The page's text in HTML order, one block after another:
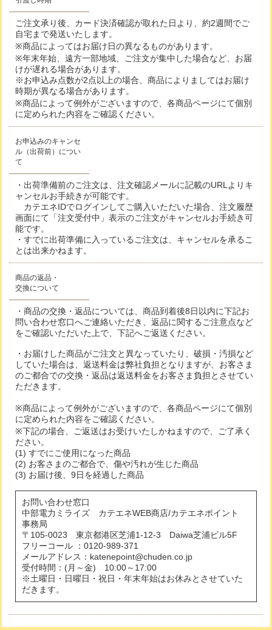
ご注文承り後、カード決済確認が取れた日より、約2週間でご
自宅まで発送いたします。
※商品によってはお届け日の異なるものがあります。
※年末年始、遠方一部地域、ご注文が集中した場合など、お届
けが遅れる場合があります。
※お申込み点数が2点以上の場合、商品によりましてはお届け
時期が異なる場合があります。
※商品によって例外がございますので、各商品ページにて個別
に定められた内容をご確認ください。
お申込みのキャンセ
ル（出荷前）につい
て
・出荷準備前のご注文は、注文確認メールに記載のURLよりキ
ャンセルお手続きが可能です。
カテエネIDでログインしてご購入いただいた場合、注文履歴
画面にて「注文受付中」表示のご注文がキャンセルお手続き可
能です。
・すでに出荷準備に入っているご注文は、キャンセルを承るこ
とは出来かねます。
商品の返品・
交換について
・商品の交換・返品については、商品到着後8日以内に下記お
問い合わせ窓口へご連絡いただき、返品に関するご注意点など
をご確認いただいた上で、下記へご返送ください。
・お届けした商品がご注文と異なっていたり、破損・汚損など
していた場合は、返送料金は弊社負担となりますが、お客さま
のご都合での交換・返品は返送料金をお客さま負担とさせてい
ただきます。
※商品によって例外がございますので、各商品ページにて個別
に定められた内容をご確認ください。
※下記の場合、ご返送はお受けいたしかねますので、ご了承く
ださい。
(1) すでにご使用になった商品
(2) お客さまのご都合で、傷や汚れが生じた商品
(3) お届け後、9日を経過した商品
お問い合わせ窓口
中部電力ミライズ カテエネWEB商店/カテエネポイント
事務局
〒105-0023 東京都港区芝浦1-12-3 Daiwa芝浦ビル5F
フリーコール ：0120-989-371
メールアドレス：katenepoint@chuden.co.jp
受付時間：(月～金) 10:00～17:00
※土曜日・日曜日・祝日・年末年始はお休みとさせていた
だきます。